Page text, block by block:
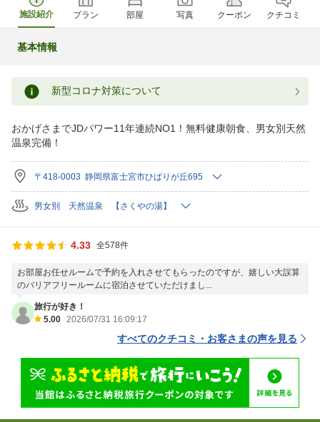
施設紹介 プラン 部屋 写真 クーポン クチコミ
基本情報
新型コロナ対策について
おかげさまでJDパワー11年連続NO1！無料健康朝食、男女別天然
温泉完備！
〒418-0003 静岡県富士宮市ひばりが丘695
男女別 天然温泉 【さくやの湯】
4.33 全578件
お部屋お任せルームで予約を入れさせてもらったのですが、嬉しい大誤算
のバリアフリールームに宿泊させていただけまし...
旅行が好き！
5.00 2026/07/31 16:09:17
すべてのクチコミ・お客さまの声を見る